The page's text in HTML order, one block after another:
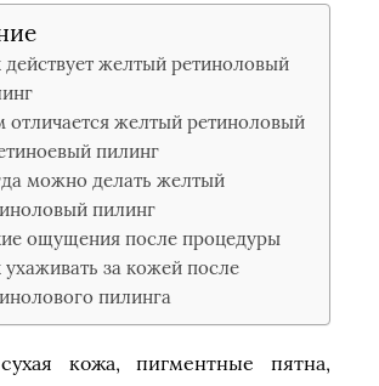
действует желтый ретиноловый
отличается желтый ретиноловый
пилинг
можно делать желтый
пилинг
ощущения после процедуры
ухаживать за кожей после
пилинга
кожа, пигментные пятна,